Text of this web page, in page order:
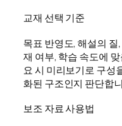
교재 선택 기준
목표 반영도, 해설의 질
재 여부, 학습 속도에
요 시 미리보기로 구성
화된 구조인지 판단합
보조 자료 사용법